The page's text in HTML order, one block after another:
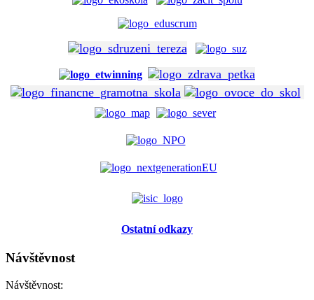
Ostatní odkazy
Návštěvnost
Návštěvnost: